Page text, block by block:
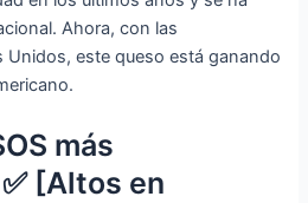
Ahora, con las
Unidos, este queso está ganando
más
[Altos en